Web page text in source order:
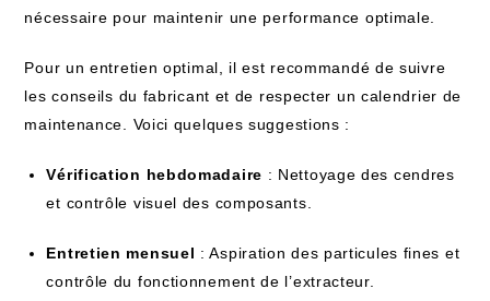
nécessaire pour maintenir une performance optimale.
Pour un entretien optimal, il est recommandé de suivre
les conseils du fabricant et de respecter un calendrier de
maintenance. Voici quelques suggestions :
Vérification hebdomadaire : Nettoyage des cendres
et contrôle visuel des composants.
Entretien mensuel : Aspiration des particules fines et
contrôle du fonctionnement de l’extracteur.